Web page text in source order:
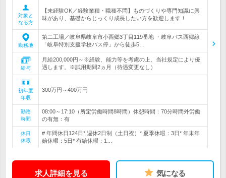
対象と
なる方
【未経験OK／経験業種・職種不問】ものづくりや専門知識に興
味があり、基礎からじっくり成長したい方を歓迎します！
勤務地
第二工場／岐阜県岐阜市小西郷3丁目119番地 ・岐阜バス西郷線
「岐阜特別支援学校バス停」から徒歩5…
給与
月給200,000円～※経験、能力等を考慮の上、当社規定により優
遇します。※試用期間2ヵ月（待遇変更なし）
初年度
年収
300万円～400万円
勤務
時間
08:00～17:10（所定労働時間8時間）休憩時間：70分時間外労働
の有無：有
休日
休暇
# 年間休日124日* 週休2日制（土日祝）* 夏季休暇：3日* 年末年
始休暇：5日* 有給休暇：1…
求人詳細を見る 気になる